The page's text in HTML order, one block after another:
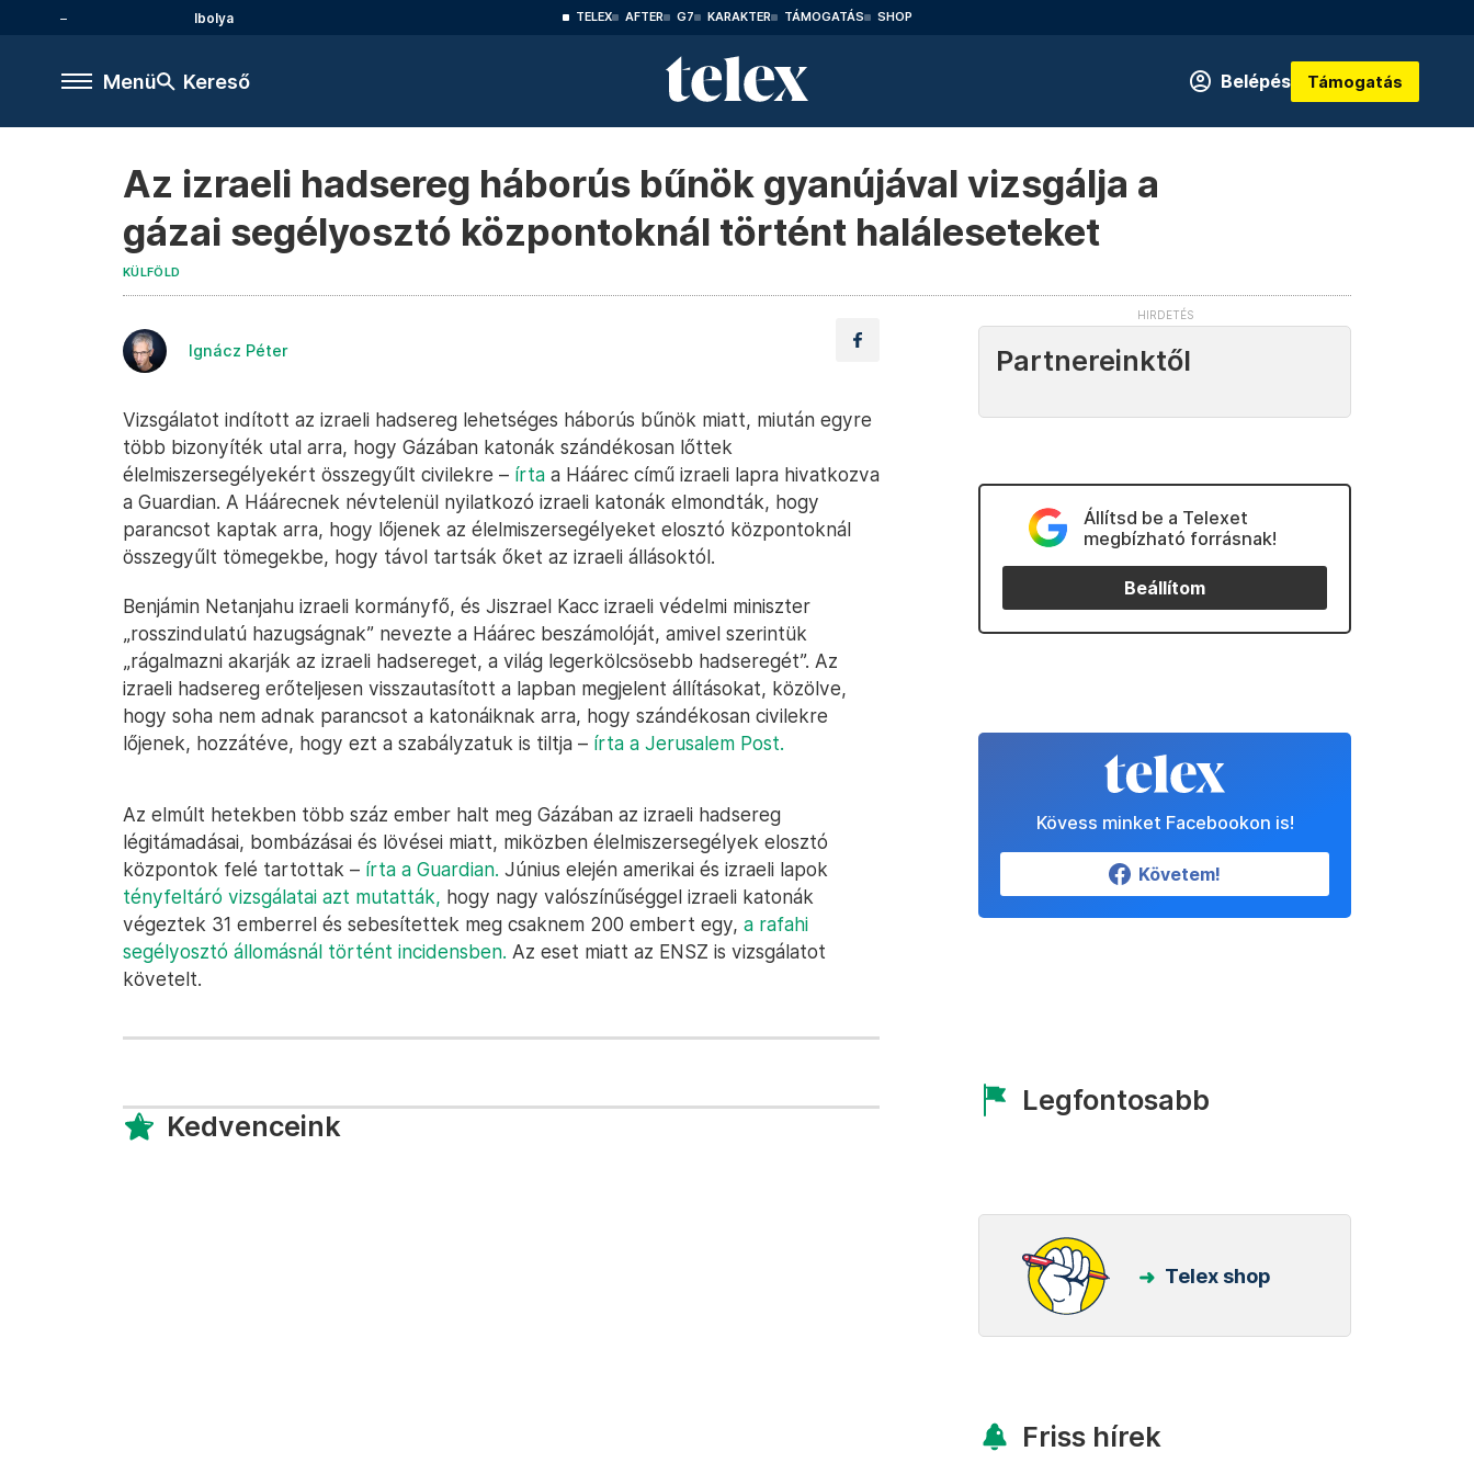
Ibolya TELEX AFTER G7 KARAKTER TÁMOGATÁS SHOP
Menü Kereső Belépés Támogatás
Az izraeli hadsereg háborús bűnök gyanújával vizsgálja a
gázai segélyosztó központoknál történt haláleseteket
KÜLFÖLD
Ignácz Péter
Vizsgálatot indított az izraeli hadsereg lehetséges háborús bűnök miatt, miután egyre
több bizonyíték utal arra, hogy Gázában katonák szándékosan lőttek
élelmiszersegélyekért összegyűlt civilekre – írta a Háárec című izraeli lapra hivatkozva
a Guardian. A Háárecnek névtelenül nyilatkozó izraeli katonák elmondták, hogy
parancsot kaptak arra, hogy lőjenek az élelmiszersegélyeket elosztó központoknál
összegyűlt tömegekbe, hogy távol tartsák őket az izraeli állásoktól.
Benjámin Netanjahu izraeli kormányfő, és Jiszrael Kacc izraeli védelmi miniszter
„rosszindulatú hazugságnak” nevezte a Háárec beszámolóját, amivel szerintük
„rágalmazni akarják az izraeli hadsereget, a világ legerkölcsösebb hadseregét”. Az
izraeli hadsereg erőteljesen visszautasított a lapban megjelent állításokat, közölve,
hogy soha nem adnak parancsot a katonáiknak arra, hogy szándékosan civilekre
lőjenek, hozzátéve, hogy ezt a szabályzatuk is tiltja – írta a Jerusalem Post.
Az elmúlt hetekben több száz ember halt meg Gázában az izraeli hadsereg
légitámadásai, bombázásai és lövései miatt, miközben élelmiszersegélyek elosztó
központok felé tartottak – írta a Guardian. Június elején amerikai és izraeli lapok
tényfeltáró vizsgálatai azt mutatták, hogy nagy valószínűséggel izraeli katonák
végeztek 31 emberrel és sebesítettek meg csaknem 200 embert egy, a rafahi
segélyosztó állomásnál történt incidensben. Az eset miatt az ENSZ is vizsgálatot
követelt.
Kedvenceink
Partnereinktől
Állítsd be a Telexet
megbízható forrásnak!
Beállítom
Kövess minket Facebookon is!
Követem!
Legfontosabb
Telex shop
Friss hírek